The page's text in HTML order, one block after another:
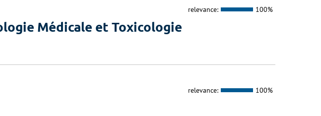
relevance: 100%
Médicale et Toxicologie
relevance: 100%